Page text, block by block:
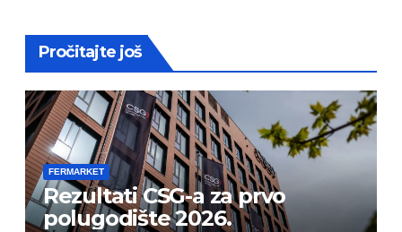
Pročitajte još
FERMARKET
Rezultati CSG-a za prvo
polugodište 2026.